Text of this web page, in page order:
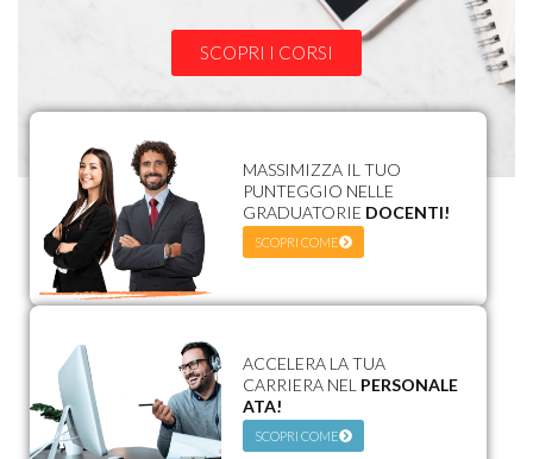
SCOPRI I CORSI
MASSIMIZZA IL TUO
PUNTEGGIO NELLE
GRADUATORIE DOCENTI!
SCOPRI COME
ACCELERA LA TUA
CARRIERA NEL PERSONALE
ATA!
SCOPRI COME